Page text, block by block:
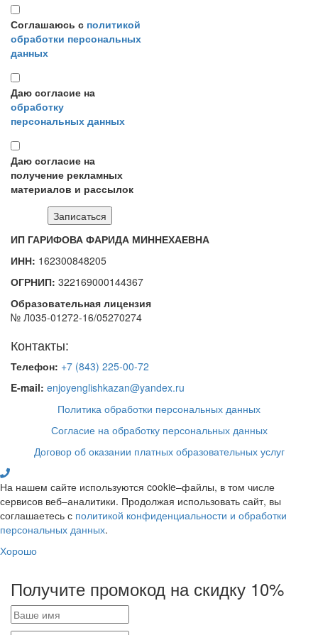
Соглашаюсь с политикой
обработки персональных
данных
Даю согласие на
обработку
персональных данных
Даю согласие на
получение рекламных
материалов и рассылок
ИП ГАРИФОВА ФАРИДА МИННЕХАЕВНА
ИНН: 162300848205
ОГРНИП: 322169000144367
Образовательная лицензия
№ Л035-01272-16/05270274
Контакты:
Телефон: +7 (843) 225-00-72
E-mail: enjoyenglishkazan@yandex.ru
Политика обработки персональных данных
Согласие на обработку персональных данных
Договор об оказании платных образовательных услуг
На нашем сайте используются cookie–файлы, в том числе
сервисов веб–аналитики. Продолжая использовать сайт, вы
соглашаетесь с политикой конфиденциальности и обработки
персональных данных.
Хорошо
Получите промокод на скидку 10%